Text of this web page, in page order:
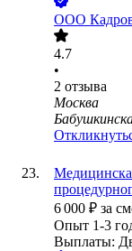
ООО
4.7
•
2 отзыва
Москва
6 000 ₽ за
Опыт 1-3
Выплаты: